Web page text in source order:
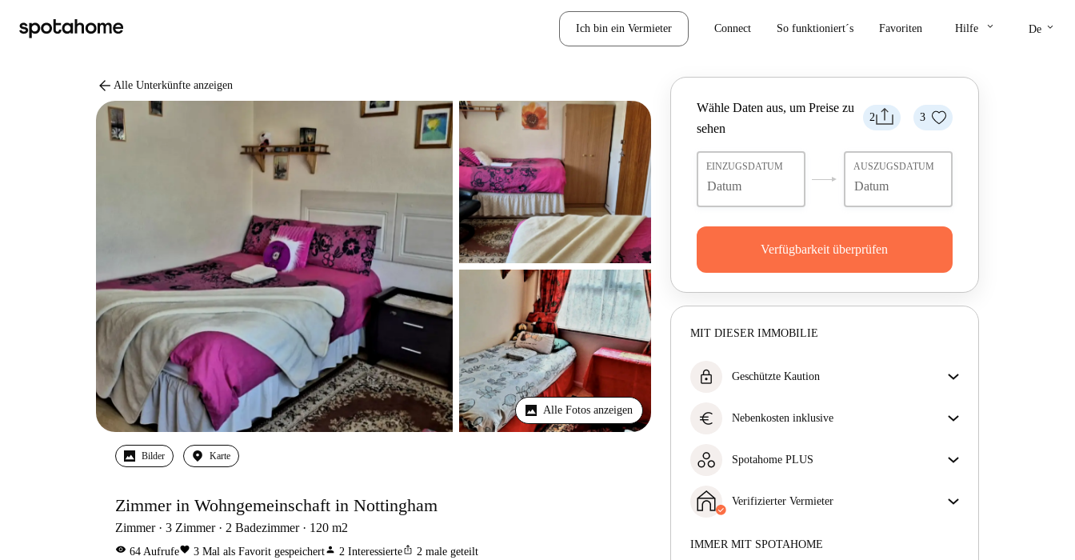
Ich bin ein Vermieter Connect So funktioniert´s Favoriten Hilfe keyboard_arrow_down De keyboard_arrow_down
arrow_back Alle Unterkünfte anzeigen
Alle Fotos anzeigen
Bilder Karte
Zimmer in Wohngemeinschaft in Nottingham
Zimmer 3 Zimmer 2 Badezimmer 120 m2
visibility 64 Aufrufefavorite 3 Mal als Favorit gespeichertperson 2 Interessierteios_share 2 male geteilt
2 3
Wähle Daten aus, um Preise zu
sehen
EINZUGSDATUM AUSZUGSDATUM
Verfügbarkeit überprüfen
MIT DIESER IMMOBILIE
lock Geschützte Kaution
Kaution nicht zurückzahlt, tun wir es.
euro Nebenkosten inklusive
– Miete und Betriebskosten in einem für ein
Spotahome PLUS
indem Zugang zu höchsten Sicherheitsstandards und
zusätzlicher Unterstützung während der Mietdauer
Verifizierter Vermieter
Mehr über diesen Vermieter
IMMER MIT SPOTAHOME